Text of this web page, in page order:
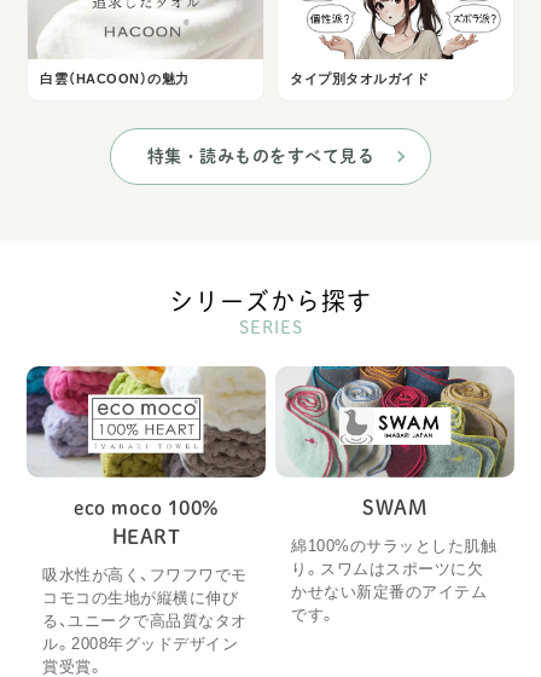
白雲（HACOON）の魅力 タイプ別タオルガイド
特集・読みものをすべて見る
シリーズから探す
SERIES
eco moco 100%
HEART
吸水性が高く、フワフワでモ
コモコの生地が縦横に伸び
る、ユニークで高品質なタオ
ル。2008年グッドデザイン
賞受賞。
SWAM
綿100%のサラッとした肌触
り。スワムはスポーツに欠
かせない新定番のアイテム
です。